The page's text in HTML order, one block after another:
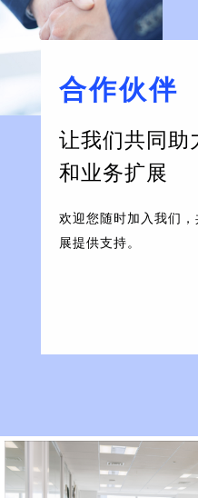
合作伙伴
让我们共同助
和业务扩展
欢迎您随时加入我们
展提供支持。